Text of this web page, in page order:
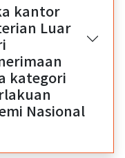
kantor
Luar
kategori
Nasional